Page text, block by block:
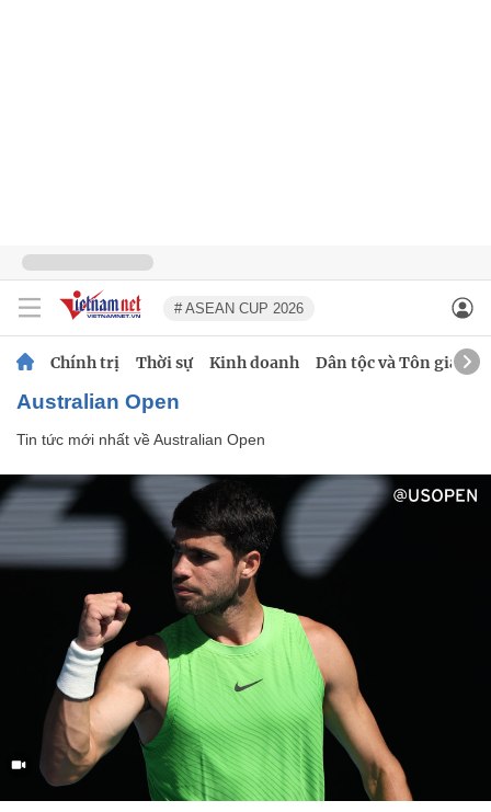
# ASEAN CUP 2026
Chính trị Thời sự Kinh doanh Dân tộc và Tôn giáo
Australian Open
Tin tức mới nhất vềAustralian Open